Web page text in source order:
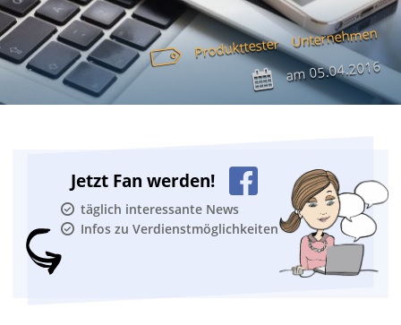
Produkttester Unternehmen
am05.04.2016
Jetzt Fan werden!
täglich interessante News
Infos zu Verdienstmöglichkeiten